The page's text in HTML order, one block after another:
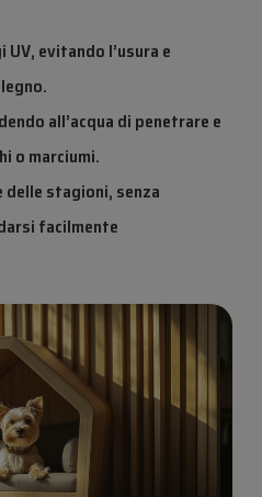
evitando l’usura e
all’acqua di penetrare e
o marciumi.
delle stagioni, senza
facilmente